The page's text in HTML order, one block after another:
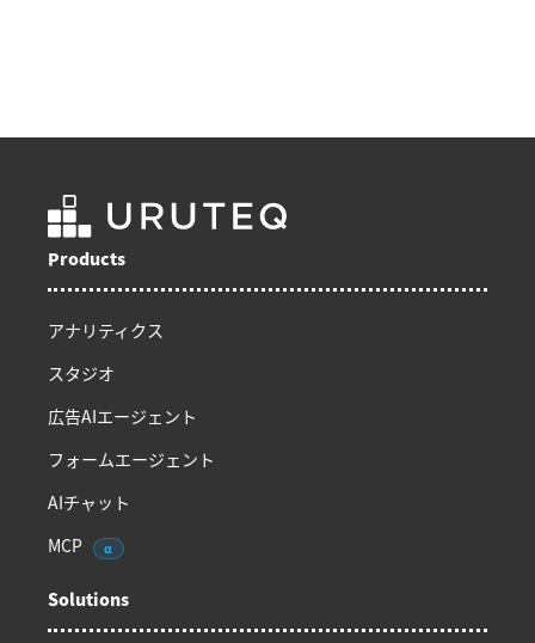
Products
アナリティクス
スタジオ
広告AIエージェント
フォームエージェント
AIチャット
MCP
α
Solutions